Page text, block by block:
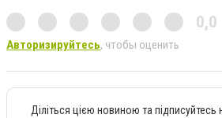
0,0
Авторизируйтесь, чтобы оценить
Діліться цією новиною та підписуйтесь